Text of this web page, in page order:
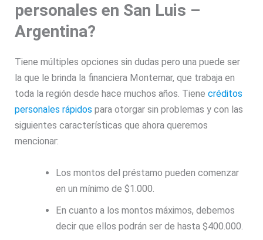
personales en San Luis –
Argentina?
Tiene múltiples opciones sin dudas pero una puede ser
la que le brinda la financiera Montemar, que trabaja en
toda la región desde hace muchos años. Tienecréditos
personales rápidos para otorgar sin problemas y con las
siguientes características que ahora queremos
mencionar:
Los montos del préstamo pueden comenzar
en un mínimo de $1.000.
En cuanto a los montos máximos, debemos
decir que ellos podrán ser de hasta $400.000.